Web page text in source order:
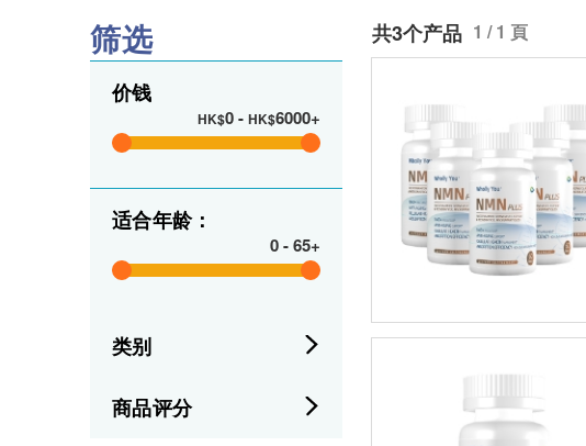
筛选
价钱
HK$0- HK$6000+
适合年龄：
0-65+
类别
商品评分
共3个产品 1 / 1 頁